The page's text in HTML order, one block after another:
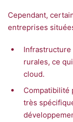
Cependant,
entreprises
rurales, ce
cloud.
Compatibilité
très